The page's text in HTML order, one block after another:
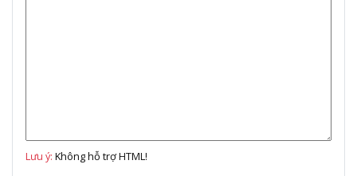
Lưu ý: Không hỗ trợ HTML!